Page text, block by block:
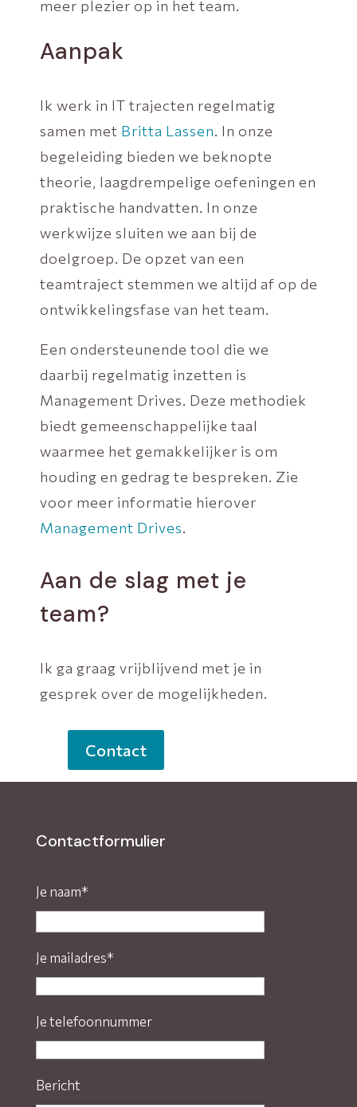
meer plezier op in het team.
Aanpak
Ik werk in IT trajecten regelmatig
samen met Britta Lassen. In onze
begeleiding bieden we beknopte
theorie, laagdrempelige oefeningen en
praktische handvatten. In onze
werkwijze sluiten we aan bij de
doelgroep. De opzet van een
teamtraject stemmen we altijd af op de
ontwikkelingsfase van het team.
Een ondersteunende tool die we
daarbij regelmatig inzetten is
Management Drives. Deze methodiek
biedt gemeenschappelijke taal
waarmee het gemakkelijker is om
houding en gedrag te bespreken. Zie
voor meer informatie hierover
Management Drives.
Aan de slag met je
team?
Ik ga graag vrijblijvend met je in
gesprek over de mogelijkheden.
Contact
Contactformulier
Je naam*
Je mailadres*
Je telefoonnummer
Bericht